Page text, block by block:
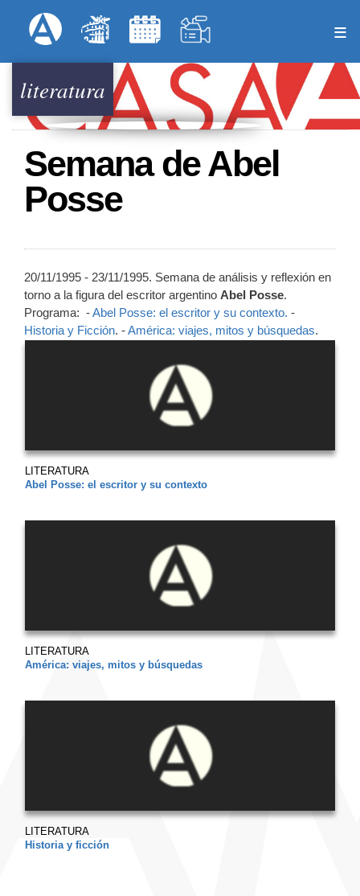
al
principal
Menú Superior
literatura
Semana de Abel
Posse
20/11/1995 - 23/11/1995. Semana de análisis y reflexión en
torno a la figura del escritor argentino Abel Posse.
Programa: -Abel Posse: el escritor y su contexto. -
Historia y Ficción. -América: viajes, mitos y búsquedas.
LITERATURA
Abel Posse: el escritor y su contexto
LITERATURA
América: viajes, mitos y búsquedas
LITERATURA
Historia y ficción